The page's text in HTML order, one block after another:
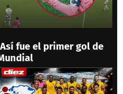
fue el primer gol de